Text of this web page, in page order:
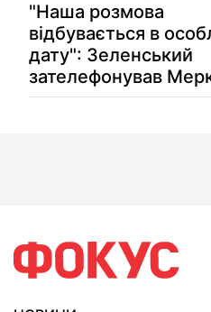
"Наша розмова
відбувається в
дату": Зеленський
зателефонував